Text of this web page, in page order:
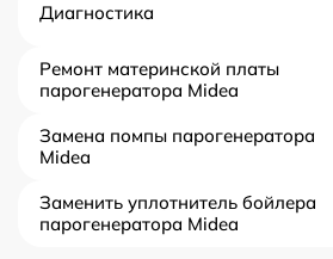
Диагностика
Ремонт материнской платы
парогенератора Midea
Замена помпы парогенератора
Midea
Заменить уплотнитель бойлера
парогенератора Midea